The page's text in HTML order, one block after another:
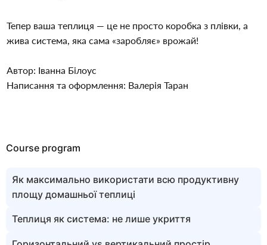
Тепер ваша теплиця — це не просто коробка з плівки, а
жива система, яка сама «заробляє» врожай!
Автор: Іванна Білоус
Написання та оформлення: Валерія Таран
Course program
Як максимально використати всю продуктивну
площу домашньої теплиці
Теплиця як система: не лише укриття